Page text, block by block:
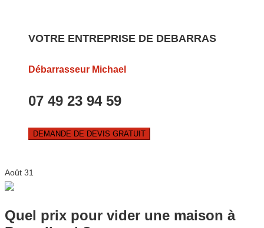
VOTRE ENTREPRISE DE DEBARRAS
Débarrasseur Michael
07 49 23 94 59
DEMANDE DE DEVIS GRATUIT
Août 31
Quel prix pour vider une maison à